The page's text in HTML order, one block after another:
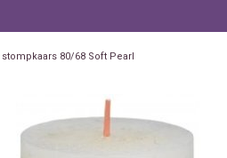
stompkaars 80/68 Soft Pearl